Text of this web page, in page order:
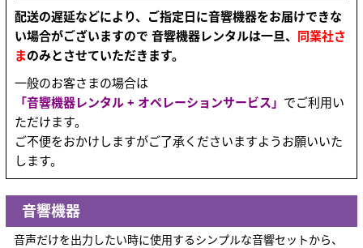
配送の遅延などにより、ご指定日に音響機器をお届けできな
い場合がございますので 音響機器レンタルは一旦、 同業社さ
まのみとさせていただきます。
一般のお客さまの場合は
「音響機器レンタル + オペレーションサービス」 でご利用い
ただけます。
ご不便をおかけしますがご了承くださいますようお願いいた
します。
音響機器
音声だけを出力したい時に使用するシンプルな音響セットから、